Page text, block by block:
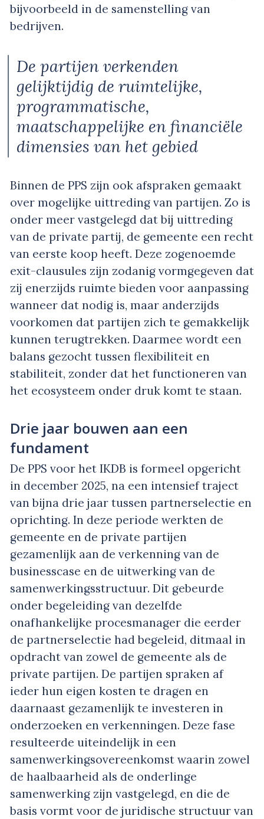
bijvoorbeeld in de samenstelling van
bedrijven.
De partijen verkenden
gelijktijdig de ruimtelijke,
programmatische,
maatschappelijke en financiële
dimensies van het gebied
Binnen de PPS zijn ook afspraken gemaakt
over mogelijke uittreding van partijen. Zo is
onder meer vastgelegd dat bij uittreding
van de private partij, de gemeente een recht
van eerste koop heeft. Deze zogenoemde
exit-clausules zijn zodanig vormgegeven dat
zij enerzijds ruimte bieden voor aanpassing
wanneer dat nodig is, maar anderzijds
voorkomen dat partijen zich te gemakkelijk
kunnen terugtrekken. Daarmee wordt een
balans gezocht tussen flexibiliteit en
stabiliteit, zonder dat het functioneren van
het ecosysteem onder druk komt te staan.
Drie jaar bouwen aan een
fundament
De PPS voor het IKDB is formeel opgericht
in december 2025, na een intensief traject
van bijna drie jaar tussen partnerselectie en
oprichting. In deze periode werkten de
gemeente en de private partijen
gezamenlijk aan de verkenning van de
businesscase en de uitwerking van de
samenwerkingsstructuur. Dit gebeurde
onder begeleiding van dezelfde
onafhankelijke procesmanager die eerder
de partnerselectie had begeleid, ditmaal in
opdracht van zowel de gemeente als de
private partijen. De partijen spraken af
ieder hun eigen kosten te dragen en
daarnaast gezamenlijk te investeren in
onderzoeken en verkenningen. Deze fase
resulteerde uiteindelijk in een
samenwerkingsovereenkomst waarin zowel
de haalbaarheid als de onderlinge
samenwerking zijn vastgelegd, en die de
basis vormt voor de juridische structuur van